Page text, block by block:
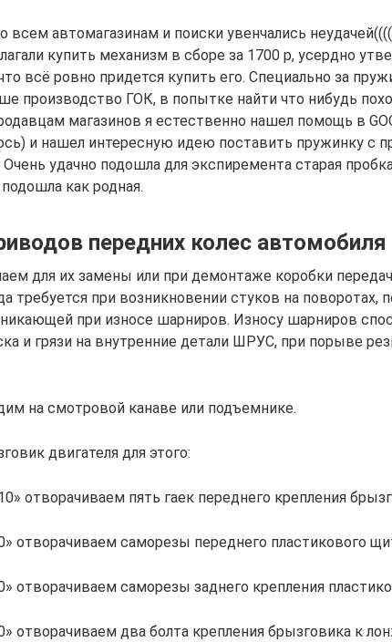
всем автомагазинам и поиски увенчались
купить механизм в сборе за 1700 р, усердно
всё ровно придется купить его. Специально за
производство ГОК, в попытке найти что нибудь
магазинов я естественно нашел помощь в
и нашел интересную идею поставить пружинку с
удачно подошла для экспиремента старая
как родная.
передних колес
для их замены или при демонтаже коробки
требуется при возникновении стуков на поворотах,
при износе шарниров. Износу шарниров
и грязи на внутренние детали ШРУС, при порыве
на смотровой канаве или подъемнике.
двигателя для этого:
отворачиваем пять гаек переднего крепления
отворачиваем саморезы переднего пластикового
отворачиваем саморезы заднего крепления
отворачиваем два болта крепления брызговика к